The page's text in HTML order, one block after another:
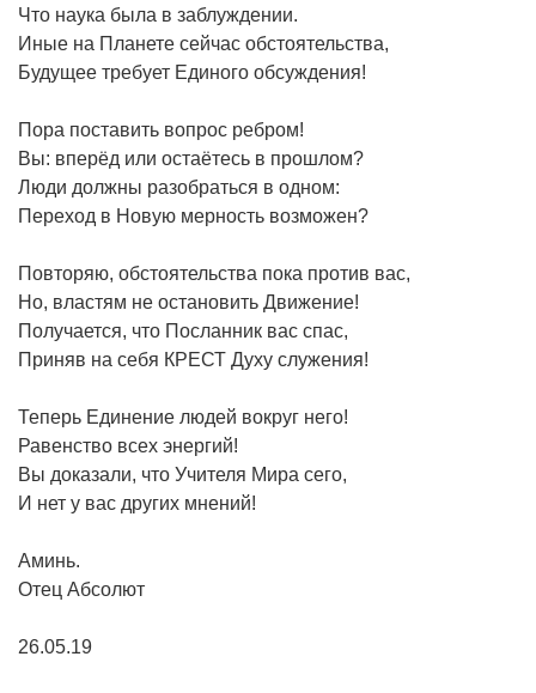
Что наука была в заблуждении.
Иные на Планете сейчас обстоятельства,
Будущее требует Единого обсуждения!
Пора поставить вопрос ребром!
Вы: вперёд или остаётесь в прошлом?
Люди должны разобраться в одном:
Переход в Новую мерность возможен?
Повторяю, обстоятельства пока против вас,
Но, властям не остановить Движение!
Получается, что Посланник вас спас,
Приняв на себя КРЕСТ Духу служения!
Теперь Единение людей вокруг него!
Равенство всех энергий!
Вы доказали, что Учителя Мира сего,
И нет у вас других мнений!
Аминь.
Отец Абсолют
26.05.19